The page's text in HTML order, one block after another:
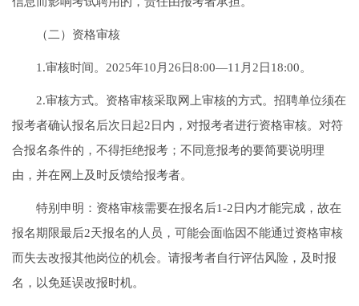
（二）资格审核
1.审核时间。2025年10月26日8:00—11月2日18:00。
2.审核方式。资格审核采取网上审核的方式。招聘单位须在
报考者确认报名后次日起2日内，对报考者进行资格审核。对符
合报名条件的，不得拒绝报考；不同意报考的要简要说明理
由，并在网上及时反馈给报考者。
特别申明：资格审核需要在报名后1-2日内才能完成，故在
报名期限最后2天报名的人员，可能会面临因不能通过资格审核
而失去改报其他岗位的机会。请报考者自行评估风险，及时报
名，以免延误改报时机。